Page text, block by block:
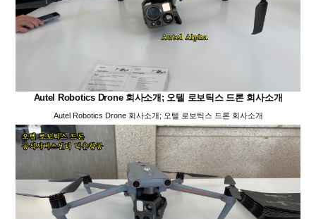
Autel Robotics Drone 회사소개; 오텔 로보틱스 드론 회사소개
Autel Robotics Drone 회사소개; 오텔 로보틱스 드론 회사소개